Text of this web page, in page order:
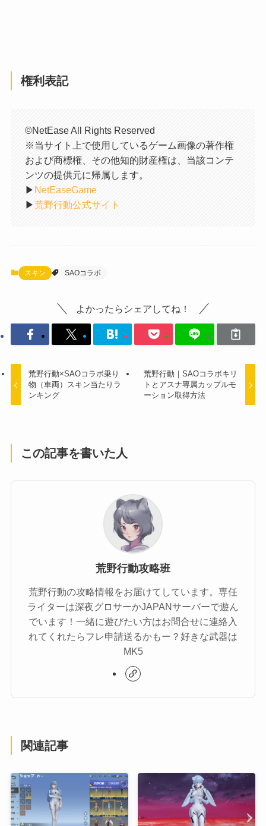
権利表記
©NetEase All Rights Reserved
※当サイト上で使用しているゲーム画像の著作権
および商標権、その他知的財産権は、当該コンテ
ンツの提供元に帰属します。
▶︎ NetEaseGame
▶︎荒野行動公式サイト
スキン SAOコラボ
よかったらシェアしてね！
荒野行動×SAOコラボ乗り
物（車両）スキン当たりラ
ンキング
荒野行動｜SAOコラボキリ
トとアスナ専属カップルモ
ーション取得方法
この記事を書いた人
荒野行動攻略班
荒野行動の攻略情報をお届けてしています。専任
ライターは深夜グロサーかJAPANサーバーで遊ん
でいます！一緒に遊びたい方はお問合せに連絡入
れてくれたらフレ申請送るかもー？好きな武器は
MK5
関連記事